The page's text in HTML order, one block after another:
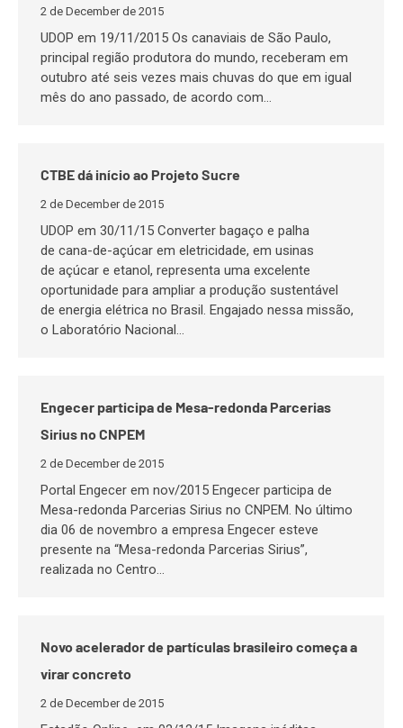
2 de December de 2015
UDOP em 19/11/2015 Os canaviais de São Paulo,
principal região produtora do mundo, receberam em
outubro até seis vezes mais chuvas do que em igual
mês do ano passado, de acordo com…
CTBE dá início ao Projeto Sucre
2 de December de 2015
UDOP em 30/11/15 Converter bagaço e palha
de cana-de-açúcar em eletricidade, em usinas
de açúcar e etanol, representa uma excelente
oportunidade para ampliar a produção sustentável
de energia elétrica no Brasil. Engajado nessa missão,
o Laboratório Nacional…
Engecer participa de Mesa-redonda Parcerias
Sirius no CNPEM
2 de December de 2015
Portal Engecer em nov/2015 Engecer participa de
Mesa-redonda Parcerias Sirius no CNPEM. No último
dia 06 de novembro a empresa Engecer esteve
presente na “Mesa-redonda Parcerias Sirius”,
realizada no Centro…
Novo acelerador de partículas brasileiro começa a
virar concreto
2 de December de 2015